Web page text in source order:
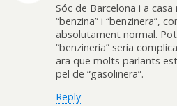
Sóc de Barcelona i a
“benzina” i “benzinera”,
absolutament normal.
“benzineria” seria
ara que molts parlants
pel de “gasolinera”.
Reply